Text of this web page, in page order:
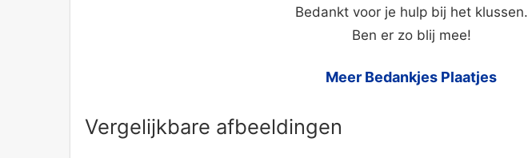
Bedankt voor je hulp bij het klussen.
Ben er zo blij mee!
Meer Bedankjes Plaatjes
Vergelijkbare afbeeldingen